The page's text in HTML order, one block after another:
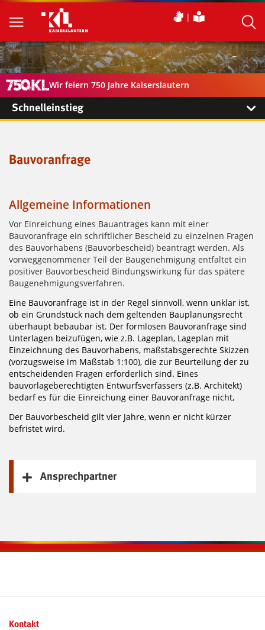
Wir feiern 750 Jahre Kaiserslautern
Schnelleinstieg
Bauvoranfrage
Allgemeine Informationen
Vor Einreichung eines Bauantrages kann mit einer
Bauvoranfrage ein schriftlicher Bescheid zu einzelnen Fragen
des Bauvorhabens (Bauvorbescheid) beantragt werden. Als
vorweggenommener Teil der Baugenehmigung entfaltet ein
positiver Bauvorbescheid Bindungswirkung für das spätere
Baugenehmigungsverfahren.
Eine Bauvoranfrage ist in der Regel sinnvoll, wenn unklar ist,
ob ein Grundstück nach dem geltenden Bauplanungsrecht
überhaupt bebaubar ist. Der formlosen Bauvoranfrage sind
Unterlagen beizufügen, wie z.B. Lageplan, Lageplan mit
Einzeichnung des Bauvorhabens, maßstabsgerechte Skizzen
(vorzugsweise im Maßstab 1:100), die zur Beurteilung der zu
entscheidenden Fragen erforderlich sind. Eines
bauvorlageberechtigten Entwurfsverfassers (z.B. Architekt)
bedarf es für die Einreichung einer Bauvoranfrage nicht,
Der Bauvorbescheid gilt vier Jahre, wenn er nicht kürzer
befristet wird.
Ansprechpartner
Kontakt